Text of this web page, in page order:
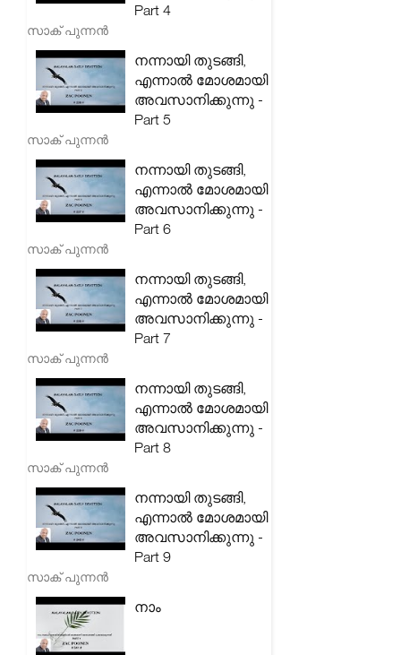
Part 4
സാക് പുന്നൻ
നന്നായി തുടങ്ങി,
എന്നാൽ മോശമായി
അവസാനിക്കുന്നു -
Part 5
സാക് പുന്നൻ
നന്നായി തുടങ്ങി,
എന്നാൽ മോശമായി
അവസാനിക്കുന്നു -
Part 6
സാക് പുന്നൻ
നന്നായി തുടങ്ങി,
എന്നാൽ മോശമായി
അവസാനിക്കുന്നു -
Part 7
സാക് പുന്നൻ
നന്നായി തുടങ്ങി,
എന്നാൽ മോശമായി
അവസാനിക്കുന്നു -
Part 8
സാക് പുന്നൻ
നന്നായി തുടങ്ങി,
എന്നാൽ മോശമായി
അവസാനിക്കുന്നു -
Part 9
സാക് പുന്നൻ
നാം